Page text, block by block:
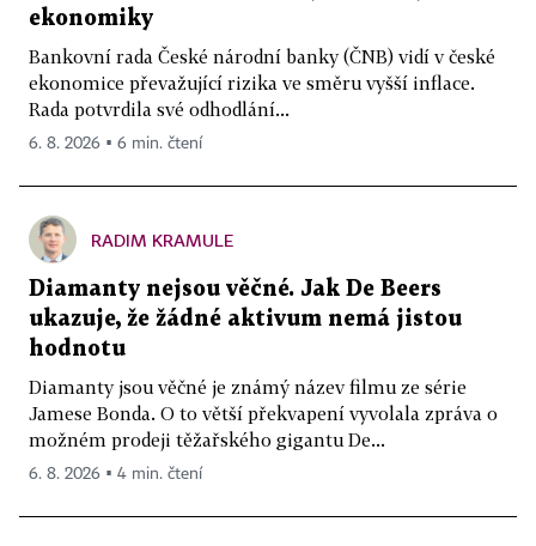
ekonomiky
Bankovní rada České národní banky (ČNB) vidí v české
ekonomice převažující rizika ve směru vyšší inflace.
Rada potvrdila své odhodlání...
6. 8. 2026 ▪ 6 min. čtení
RADIM KRAMULE
Diamanty nejsou věčné. Jak De Beers
ukazuje, že žádné aktivum nemá jistou
hodnotu
Diamanty jsou věčné je známý název filmu ze série
Jamese Bonda. O to větší překvapení vyvolala zpráva o
možném prodeji těžařského gigantu De...
6. 8. 2026 ▪ 4 min. čtení